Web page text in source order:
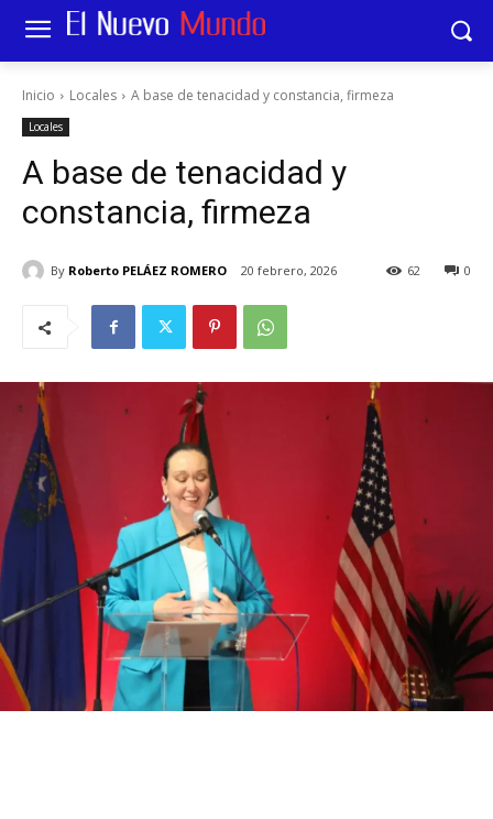
Inicio Locales A base de tenacidad y constancia, firmeza
Locales
A base de tenacidad y
constancia, firmeza
By Roberto PELÁEZ ROMERO 20 febrero, 2026 0
62